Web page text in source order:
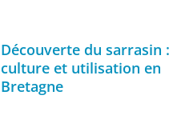
Découverte du sarrasin :
culture et utilisation en
Bretagne